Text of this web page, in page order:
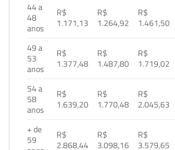
44 a
48
anos
R$
1.171,13
R$
1.264,92
R$
1.461,50
49 a
53
anos
R$
1.377,48
R$
1.487,80
R$
1.719,02
54 a
58
anos
R$
1.639,20
R$
1.770,48
R$
2.045,63
+ de
59
R$
2.868,44
R$
3.098,16
R$
3.579,65